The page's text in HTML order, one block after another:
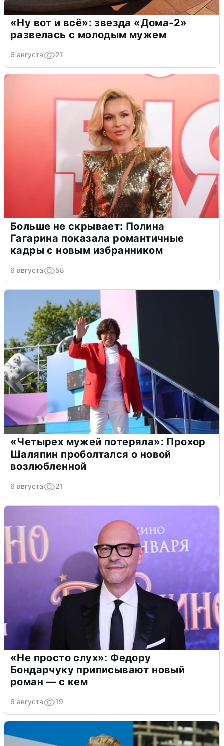
«Ну вот и всё»: звезда «Дома-2»
развелась с молодым мужем
6 августа 21
Больше не скрывает: Полина
Гагарина показала романтичные
кадры с новым избранником
6 августа 58
«Четырех мужей потеряла»: Прохор
Шаляпин проболтался о новой
возлюбленной
6 августа 21
«Не просто слух»: Федору
Бондарчуку приписывают новый
роман — с кем
6 августа 19